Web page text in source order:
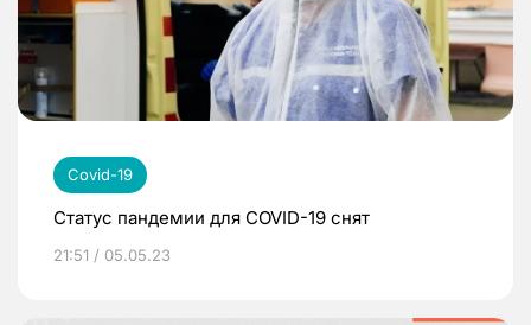
Covid-19
Статус пандемии для COVID-19 снят
21:51 / 05.05.23